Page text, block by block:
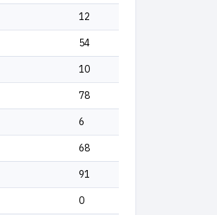
12
54
10
78
6
68
91
0